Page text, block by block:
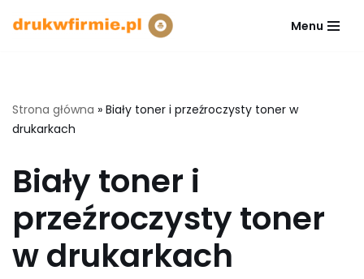
Menu
Strona główna » Biały toner i przeźroczysty toner w
drukarkach
Biały toner i
przeźroczysty toner
w drukarkach